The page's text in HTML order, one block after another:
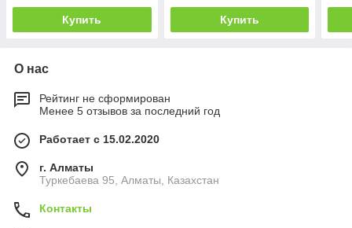
Купить Купить
О нас
Рейтинг не сформирован
Менее 5 отзывов за последний год
Работает с 15.02.2020
г. Алматы
Туркебаева 95, Алматы, Казахстан
Контакты